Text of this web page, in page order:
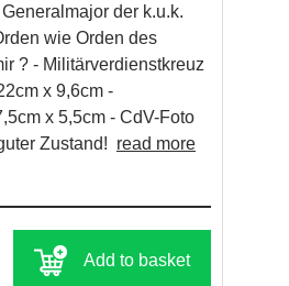
der k.u.k.
wie Orden des
? - Militärverdienstkreuz
x 9,6cm -
x 5,5cm - CdV-Foto
Zustand! read more
Add to basket